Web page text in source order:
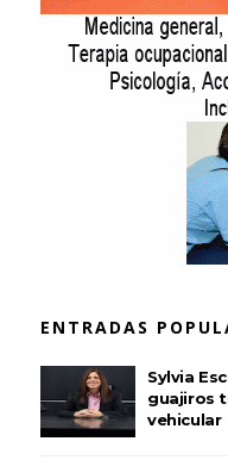
ENTRADAS
Sylvia
guajiros
vehicular